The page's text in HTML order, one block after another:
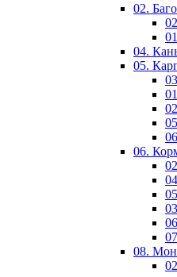
02.
04.
05.
06.
08.